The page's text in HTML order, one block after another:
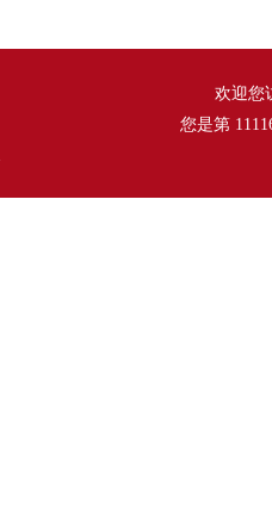
欢迎您
您是第